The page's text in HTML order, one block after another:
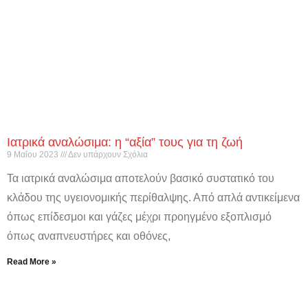
Ιατρικά αναλώσιμα: η “αξία” τους για τη ζωή
9 Μαΐου 2023 Δεν υπάρχουν Σχόλια
Τα ιατρικά αναλώσιμα αποτελούν βασικό συστατικό του
κλάδου της υγειονομικής περίθαλψης. Από απλά αντικείμενα
όπως επίδεσμοι και γάζες μέχρι προηγμένο εξοπλισμό
όπως αναπνευστήρες και οθόνες,
Read More »